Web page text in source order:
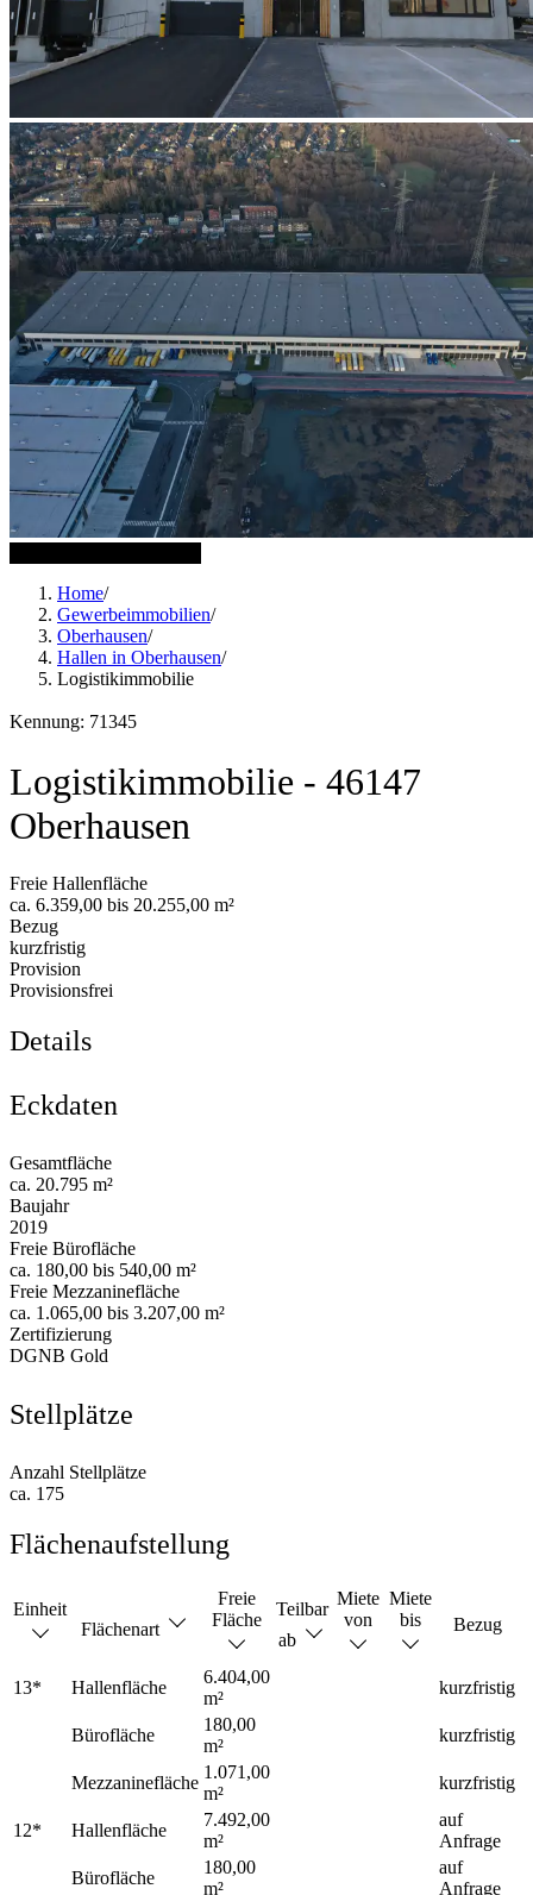
Home/
Gewerbeimmobilien/
Oberhausen/
Hallen in Oberhausen/
Logistikimmobilie
Kennung: 71345
Logistikimmobilie - 46147
Oberhausen
Freie Hallenfläche
ca. 6.359,00 bis 20.255,00 m²
Bezug
kurzfristig
Provision
Provisionsfrei
Details
Eckdaten
Gesamtfläche
ca. 20.795 m²
Baujahr
2019
Freie Bürofläche
ca. 180,00 bis 540,00 m²
Freie Mezzaninefläche
ca. 1.065,00 bis 3.207,00 m²
Zertifizierung
DGNB Gold
Stellplätze
Anzahl Stellplätze
ca. 175
Flächenaufstellung
Einheit
Flächenart
Freie
Fläche
Teilbar
ab
Miete
von
Miete
bis
Bezug
13* Hallenfläche
6.404,00
m²
kurzfristig
Bürofläche
180,00
m²
kurzfristig
Mezzaninefläche
1.071,00
m²
kurzfristig
12* Hallenfläche
7.492,00
m²
auf
Anfrage
Bürofläche
180,00
m²
auf
Anfrage